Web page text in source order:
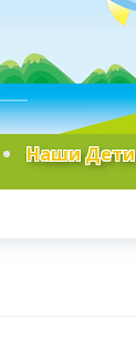
Наши Дети